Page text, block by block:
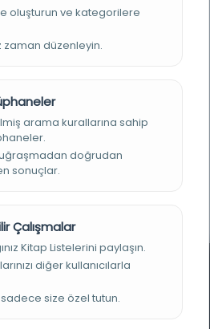
1925
(rumi 1343); Eserin sayÄ±llaÅŸtÄ±rma
yapÄ±ldÄ±. | 355 s.
Kullanıcı
oluşturun ve kategorilere
zaman düzenleyin.
arama kurallarına sahip
doğrudan
sonuçlar.
Çalışmalar
Kitap Listelerini paylaşın.
diğer kullanıcılarla
size özel tutun.